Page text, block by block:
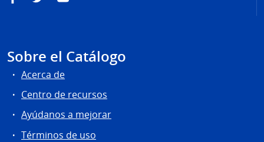
Sobre el Catálogo
Acerca de
Centro de recursos
Ayúdanos a mejorar
Términos de uso